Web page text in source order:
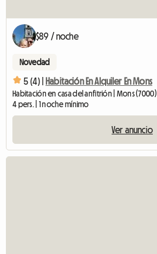
$89 / noche
Novedad
5 (4) | Habitación En Alquiler En Mons
Habitación en casa del anfitrión | Mons (7000)
4 pers. | 1 noche mínimo
Ver anuncio